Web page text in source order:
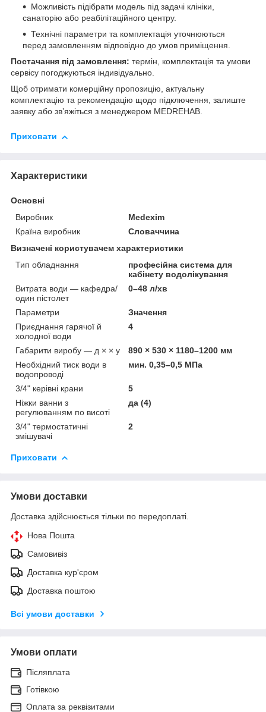
Можливість підібрати модель під задачі клініки,
санаторію або реабілітаційного центру.
Технічні параметри та комплектація уточнюються
перед замовленням відповідно до умов приміщення.
Постачання під замовлення: термін, комплектація та умови
сервісу погоджуються індивідуально.
Щоб отримати комерційну пропозицію, актуальну
комплектацію та рекомендацію щодо підключення, залиште
заявку або звʼяжіться з менеджером MEDREHAB.
Приховати
Характеристики
Основні
Виробник
Medexim
Країна виробник
Словаччина
Визначені користувачем характеристики
Тип обладнання
професійна система для
кабінету водолікування
Витрата води — кафедра/
один пістолет
0–48 л/хв
Параметри
Значення
Приєднання гарячої й
холодної води
4
Габарити виробу — д × × у
890 × 530 × 1180–1200 мм
Необхідний тиск води в
водопроводі
мин. 0,35–0,5 МПа
3/4" керівні крани
5
Ніжки ванни з
регулюванням по висоті
да (4)
3/4" термостатичні
змішувачі
2
Приховати
Умови доставки
Доставка здійснюється тільки по передоплаті.
Нова Пошта
Самовивіз
Доставка кур'єром
Доставка поштою
Всі умови доставки
Умови оплати
Післяплата
Готівкою
Оплата за реквізитами